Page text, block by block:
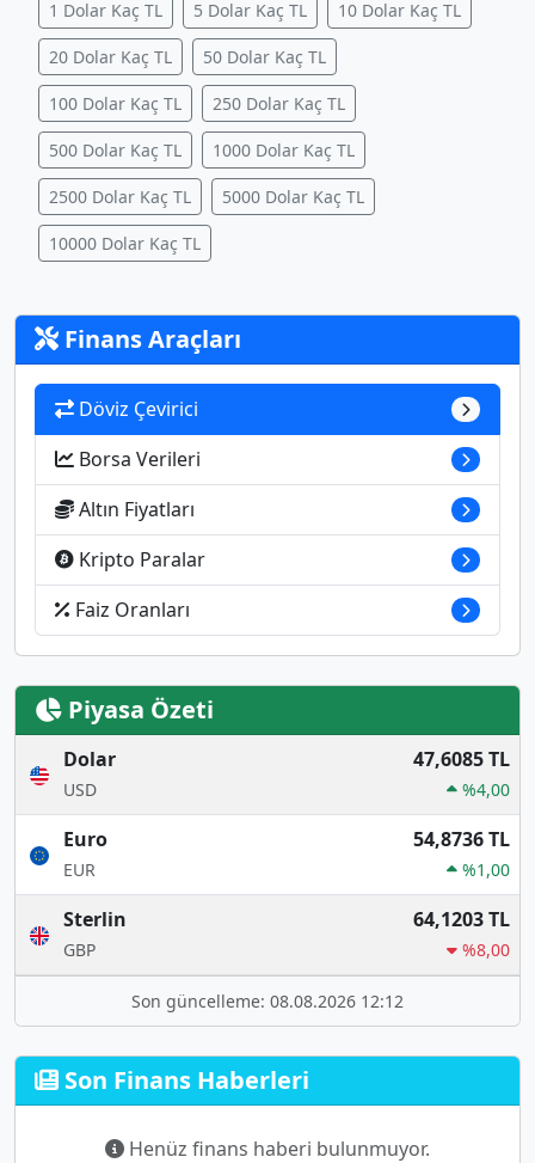
1 Dolar Kaç TL 5 Dolar Kaç TL 10 Dolar Kaç TL
20 Dolar Kaç TL 50 Dolar Kaç TL
100 Dolar Kaç TL 250 Dolar Kaç TL
500 Dolar Kaç TL 1000 Dolar Kaç TL
2500 Dolar Kaç TL 5000 Dolar Kaç TL
10000 Dolar Kaç TL
Finans Araçları
Döviz Çevirici
Borsa Verileri
Altın Fiyatları
Kripto Paralar
Faiz Oranları
Piyasa Özeti
Dolar
USD
47,6085 TL
%4,00
Euro
EUR
54,8736 TL
%1,00
Sterlin
GBP
64,1203 TL
%8,00
Son güncelleme: 08.08.2026 12:12
Son Finans Haberleri
Henüz finans haberi bulunmuyor.